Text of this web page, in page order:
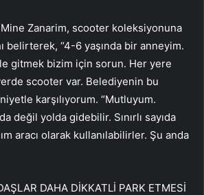
Mine Zanarim, scooter koleksiyonuna
belirterek, “4-6 yaşında bir anneyim.
gitmek bizim için sorun. Her yere
scooter var. Belediyenin bu
karşılıyorum. “Mutluyum.
değil yolda gidebilir. Sınırlı sayıda
aracı olarak kullanılabilirler. Şu anda
DAHA DİKKATLİ PARK ETMESİ